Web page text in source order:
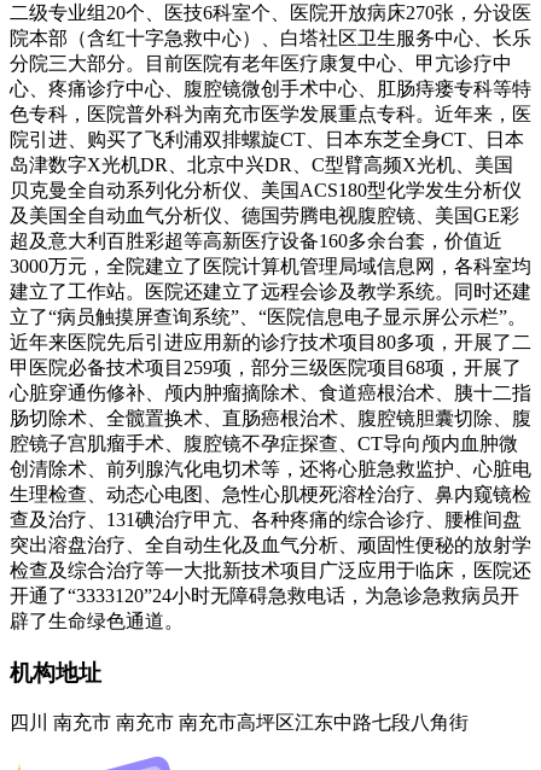
二级专业组20个、医技6科室个、医院开放病床270张，分设医
院本部（含红十字急救中心）、白塔社区卫生服务中心、长乐
分院三大部分。目前医院有老年医疗康复中心、甲亢诊疗中
心、疼痛诊疗中心、腹腔镜微创手术中心、肛肠痔瘘专科等特
色专科，医院普外科为南充市医学发展重点专科。近年来，医
院引进、购买了飞利浦双排螺旋CT、日本东芝全身CT、日本
岛津数字X光机DR、北京中兴DR、C型臂高频X光机、美国
贝克曼全自动系列化分析仪、美国ACS180型化学发生分析仪
及美国全自动血气分析仪、德国劳腾电视腹腔镜、美国GE彩
超及意大利百胜彩超等高新医疗设备160多余台套，价值近
3000万元，全院建立了医院计算机管理局域信息网，各科室均
建立了工作站。医院还建立了远程会诊及教学系统。同时还建
立了“病员触摸屏查询系统”、“医院信息电子显示屏公示栏”。
近年来医院先后引进应用新的诊疗技术项目80多项，开展了二
甲医院必备技术项目259项，部分三级医院项目68项，开展了
心脏穿通伤修补、颅内肿瘤摘除术、食道癌根治术、胰十二指
肠切除术、全髋置换术、直肠癌根治术、腹腔镜胆囊切除、腹
腔镜子宫肌瘤手术、腹腔镜不孕症探查、CT导向颅内血肿微
创清除术、前列腺汽化电切术等，还将心脏急救监护、心脏电
生理检查、动态心电图、急性心肌梗死溶栓治疗、鼻内窥镜检
查及治疗、131碘治疗甲亢、各种疼痛的综合诊疗、腰椎间盘
突出溶盘治疗、全自动生化及血气分析、顽固性便秘的放射学
检查及综合治疗等一大批新技术项目广泛应用于临床，医院还
开通了“3333120”24小时无障碍急救电话，为急诊急救病员开
辟了生命绿色通道。
机构地址
四川 南充市 南充市 南充市高坪区江东中路七段八角街